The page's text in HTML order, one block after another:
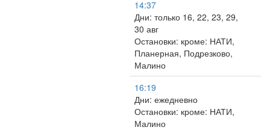
14:37
Дни: только 16, 22, 23, 29,
30 авг
Остановки: кроме: НАТИ,
Планерная, Подрезково,
Малино
16:19
Дни: ежедневно
Остановки: кроме: НАТИ,
Малино